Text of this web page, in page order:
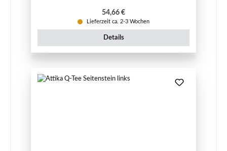
Regulärer Preis:
54,66 €
Lieferzeit ca. 2-3 Wochen
Details